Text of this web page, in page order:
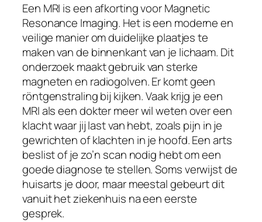
Een MRI is een afkorting voor Magnetic
Resonance Imaging. Het is een moderne en
veilige manier om duidelijke plaatjes te
maken van de binnenkant van je lichaam. Dit
onderzoek maakt gebruik van sterke
magneten en radiogolven. Er komt geen
röntgenstraling bij kijken. Vaak krijg je een
MRI als een dokter meer wil weten over een
klacht waar jij last van hebt, zoals pijn in je
gewrichten of klachten in je hoofd. Een arts
beslist of je zo’n scan nodig hebt om een
goede diagnose te stellen. Soms verwijst de
huisarts je door, maar meestal gebeurt dit
vanuit het ziekenhuis na een eerste
gesprek.